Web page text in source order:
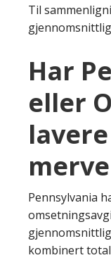
Til
Har
eller
lavere
Pennsylvania
kombinert